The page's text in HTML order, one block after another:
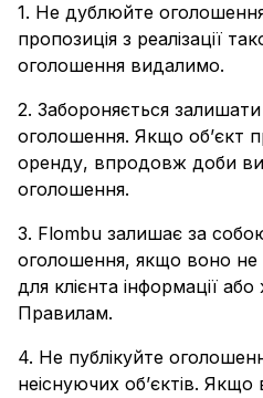
1. Не дублюйте
пропозиція з реалізації
оголошення видалимо.
2. Забороняється залишати
оголошення. Якщо об’єкт
оренду, впродовж доби
оголошення.
3. Flombu залишає за
оголошення, якщо воно не
для клієнта інформації
Правилам.
4. Не публікуйте
неіснуючих об’єктів.